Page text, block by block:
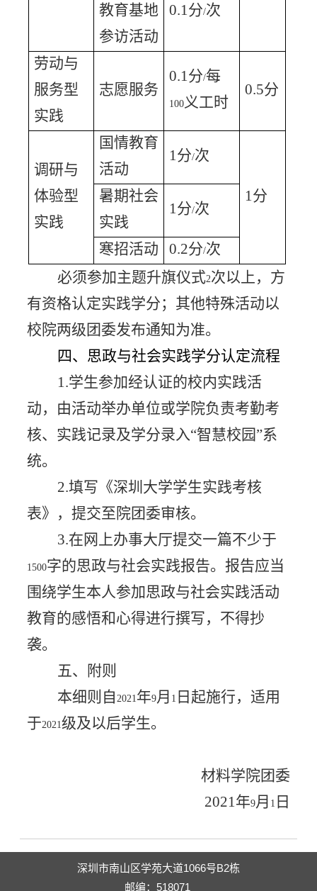
教育基地
参访活动
0.1 分/次
劳动与
服务型
实践
志愿服务
0.1 分/每
100 义工时
0.5分
调研与
体验型
实践
国情教育
活动
1 分/次
1 分
暑期社会
实践
1 分/次
寒招活动 0.2分/次
必须参加主题升旗仪式2次以上，方
有资格认定实践学分；其他特殊活动以
校院两级团委发布通知为准。
四、思政与社会实践学分认定流程
1.学生参加经认证的校内实践活
动，由活动举办单位或学院负责考勤考
核、实践记录及学分录入“智慧校园”系
统。
2.填写《深圳大学学生实践考核
表》，提交至院团委审核。
3.在网上办事大厅提交一篇不少于
1500字的思政与社会实践报告。报告应当
围绕学生本人参加思政与社会实践活动
教育的感悟和心得进行撰写，不得抄
袭。
五、附则
本细则自 2021 年9月 1 日起施行，适用
于2021级及以后学生。
材料学院团委
2021 年9月 1 日
深圳市南山区学苑大道1066号B2栋
邮编：518071